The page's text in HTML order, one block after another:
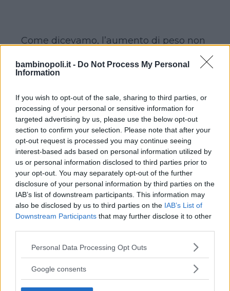
bambinopoli.it - Do Not Process My Personal
Information
If you wish to opt-out of the sale, sharing to third parties, or
processing of your personal or sensitive information for
targeted advertising by us, please use the below opt-out
section to confirm your selection. Please note that after your
opt-out request is processed you may continue seeing
interest-based ads based on personal information utilized by
us or personal information disclosed to third parties prior to
your opt-out. You may separately opt-out of the further
disclosure of your personal information by third parties on the
IAB’s list of downstream participants. This information may
also be disclosed by us to third parties on the IAB’s List of
Downstream Participants that may further disclose it to other
Please note that this website/app uses one or more Google
not limited to your visit or usage behaviour. You may click to
use your data for below specified purposes in below Google
Personal Data Processing Opt Outs
Google consents
Come dicevamo, l’aumento di peso non
segue un percorso lineare nei nove mesi
e, generalmente, è il secondo trimestre
iniziano a farsi vedere.
Primo Trimestre:
Durante i primi tre mesi, l’aumento
di peso è contenuto. In alcuni casi, si
assiste addirittura al dimagrimento
della futura mamma dovuto alle
nause e alla mancanza di appetito
dovuta agli stravolgimenti ormonali.
È il trimestre in cui il peso cresce
davvero e la pancia inizia a farsi
vedere. Molte donne, in questi tre